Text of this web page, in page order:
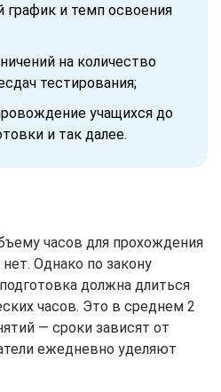
график и темп освоения
на количество
тестирования;
учащихся до
и так далее.
часов для прохождения
Однако по закону
должна длиться
часов. Это в среднем 2
— сроки зависят от
ежедневно уделяют